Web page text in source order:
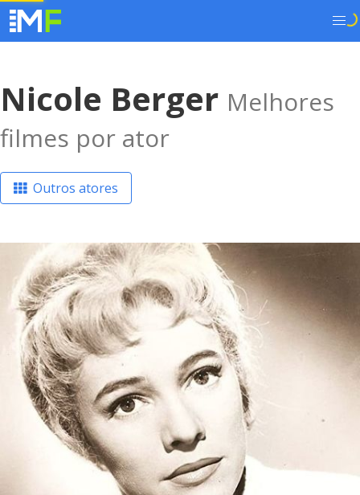
Nicole Berger Melhores
filmes por ator
Outros atores